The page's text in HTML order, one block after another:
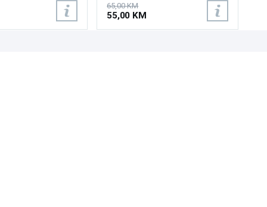
65,00 KM
55,00 KM